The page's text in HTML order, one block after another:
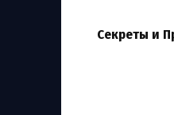
Секреты и